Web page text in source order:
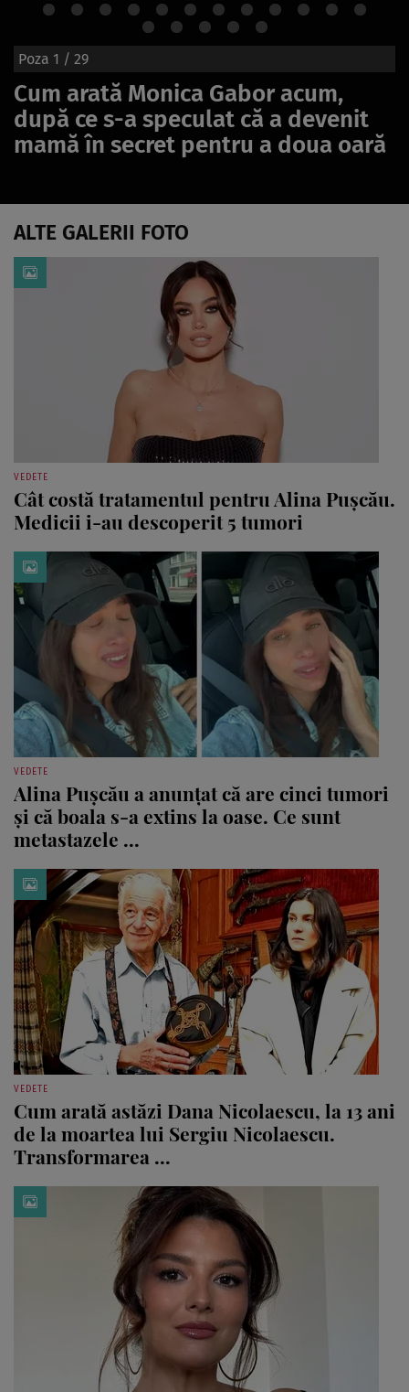
Poza 1 / 29
Cum arată Monica Gabor acum,
după ce s-a speculat că a devenit
mamă în secret pentru a doua oară
ALTE GALERII FOTO
VEDETE
Cât costă tratamentul pentru Alina Pușcău.
Medicii i-au descoperit 5 tumori
VEDETE
Alina Pușcău a anunțat că are cinci tumori
și că boala s-a extins la oase. Ce sunt
metastazele ...
VEDETE
Cum arată astăzi Dana Nicolaescu, la 13 ani
de la moartea lui Sergiu Nicolaescu.
Transformarea ...